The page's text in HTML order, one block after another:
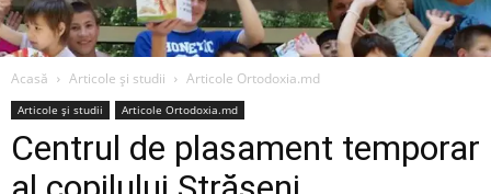
Acasă Articole şi studii Articole Ortodoxia.md
Articole şi studii Articole Ortodoxia.md
Centrul de plasament temporar